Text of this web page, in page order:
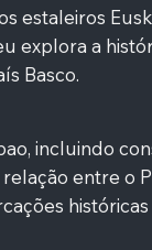
estaleiros
explora a
Basco.
incluindo
entre o